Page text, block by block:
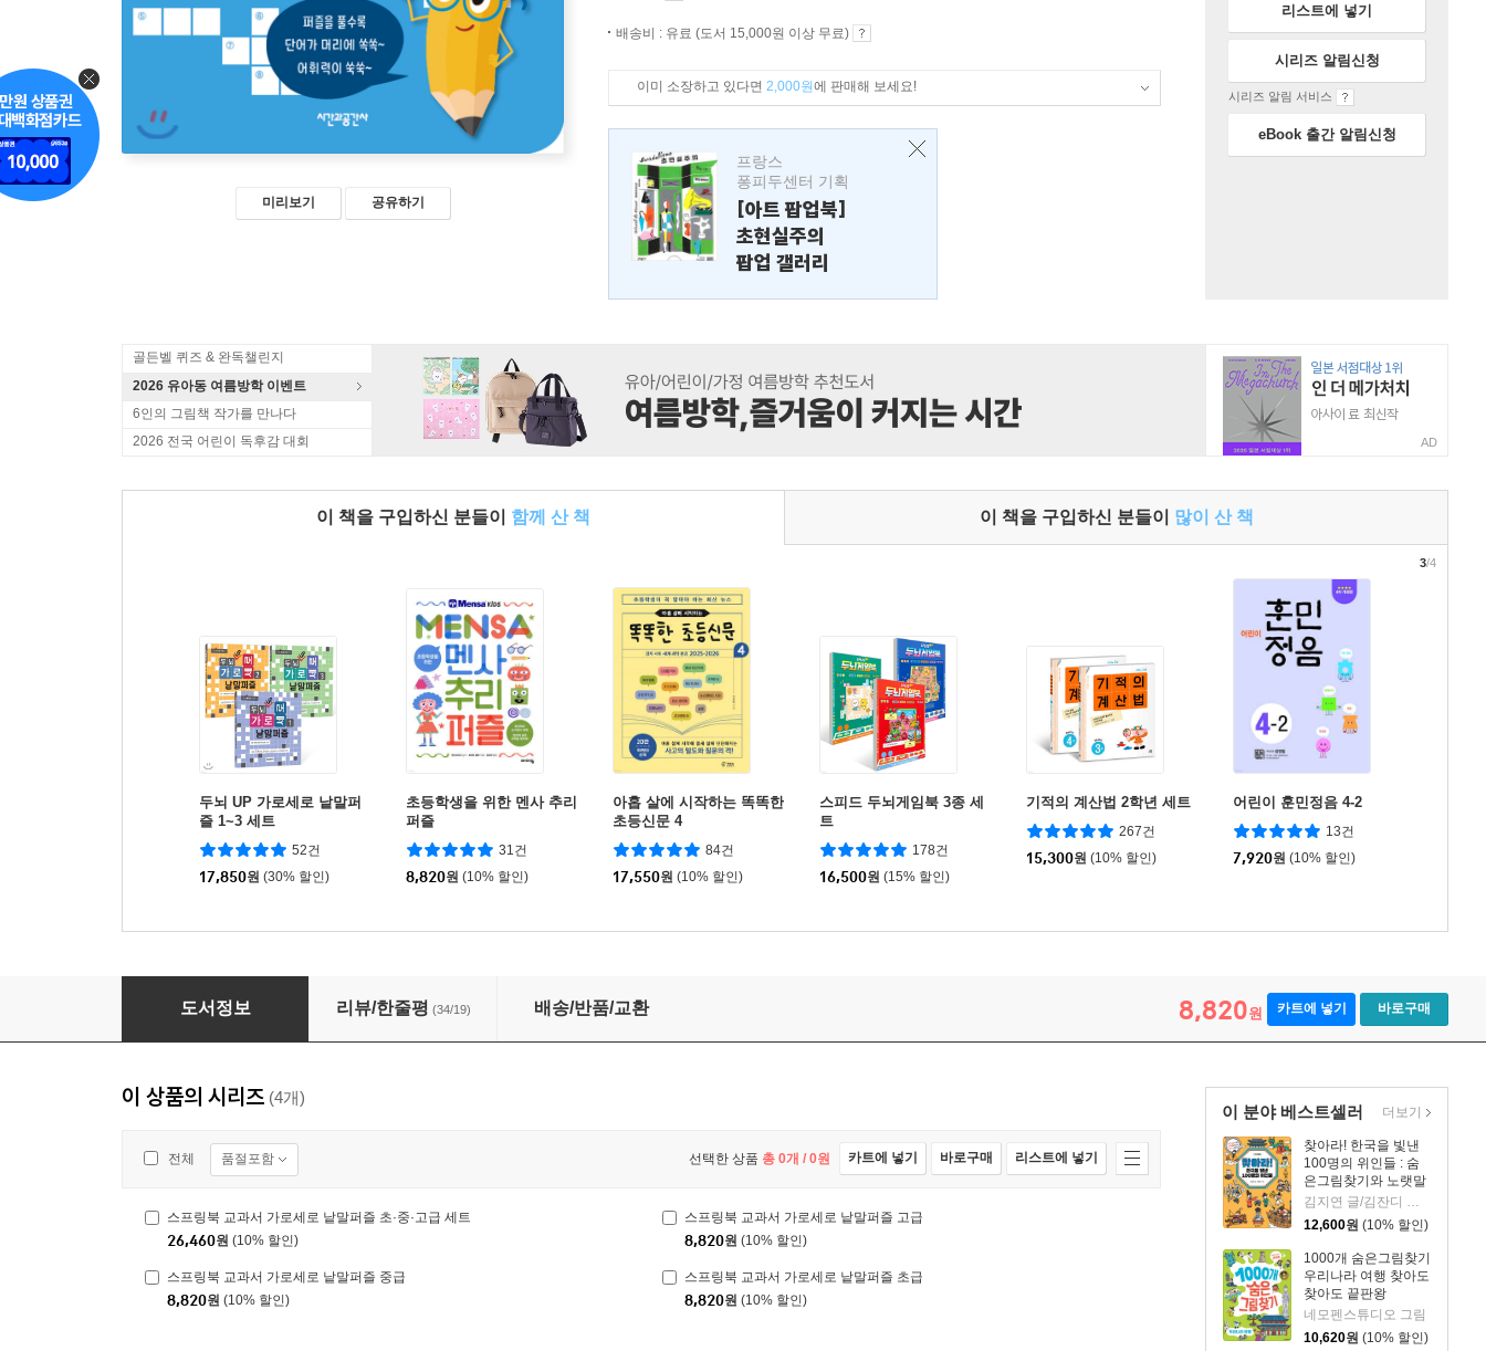
미리보기 공유하기
배송비 : 유료 (도서 15,000원 이상 무료)
이미 소장하고 있다면 2,000원에 판매해 보세요!
프랑스
퐁피두센터 기획
[아트 팝업북]
초현실주의
팝업 갤러리
리스트에 넣기
시리즈 알림신청
시리즈 알림 서비스
eBook 출간 알림신청
골든벨 퀴즈 & 완독챌린지
2026 유아동 여름방학 이벤트
6인의 그림책 작가를 만나다
2026 전국 어린이 독후감 대회
AD
이 책을 구입하신 분들이 함께 산 책 이 책을 구입하신 분들이 많이 산 책
두뇌 UP 가로세로 낱말퍼
즐 1~3 세트
52건
17,850원 (30% 할인)
초등학생을 위한 멘사 추리
퍼즐
31건
8,820원 (10% 할인)
아홉 살에 시작하는 똑똑한
초등신문 4
84건
17,550원 (10% 할인)
스피드 두뇌게임북 3종 세
트
178건
16,500원 (15% 할인)
기적의 계산법 2학년 세트
267건
15,300원 (10% 할인)
어린이 훈민정음 4-2
13건
7,920원 (10% 할인)
3/4
스프링북 교과서 가로세로 낱말퍼즐 초급
도서정보 리뷰/한줄평 (34/19) 배송/반품/교환 8,820원 카트에 넣기 바로구매
이 분야 베스트셀러
찾아라! 한국을 빛낸
100명의 위인들 : 숨
은그림찾기와 노랫말
로 만나는 한국사 이
야기
김지연 글/김잔디 그림
12,600원 (10% 할인)
1000개 숨은그림찾기
우리나라 여행 찾아도
찾아도 끝판왕
네모펜스튜디오 그림
10,620원 (10% 할인)
더보기
이 상품의 시리즈 (4개)
전체 품절포함 선택한 상품 총 0개 / 0원 카트에 넣기 바로구매 리스트에 넣기
스프링북 교과서 가로세로 낱말퍼즐 초·중·고급 세트
26,460원 (10% 할인)
스프링북 교과서 가로세로 낱말퍼즐 고급
8,820원 (10% 할인)
스프링북 교과서 가로세로 낱말퍼즐 중급
8,820원 (10% 할인)
스프링북 교과서 가로세로 낱말퍼즐 초급
8,820원 (10% 할인)